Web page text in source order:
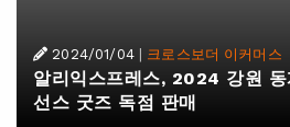
2024/01/04 크로스보더 이커머스
알리익스프레스, 2024 강원 동
선스 굿즈 독점 판매